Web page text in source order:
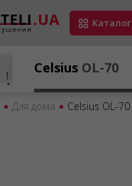
Каталог
Для дома Сelsius OL-70
Celsius OL-70